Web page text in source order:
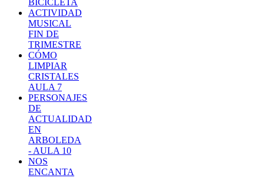
ACTIVIDAD
MUSICAL
FIN DE
TRIMESTRE
CÓMO
LIMPIAR
CRISTALES
AULA 7
PERSONAJES
DE
ACTUALIDAD
EN
ARBOLEDA
- AULA 10
NOS
ENCANTA